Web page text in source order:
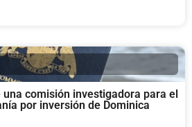
comisión investigadora para el
por inversión de Dominica